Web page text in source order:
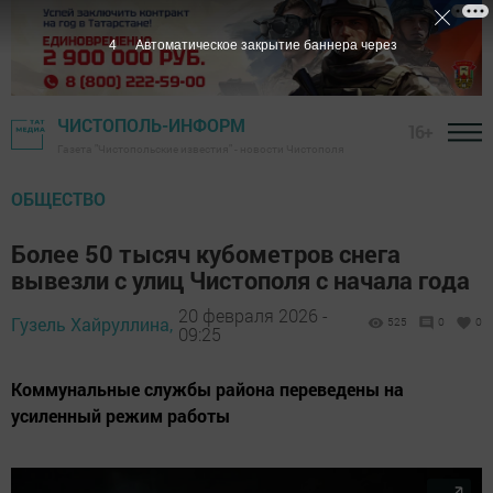
ЧИСТОПОЛЬ-ИНФОРМ
ОБЩЕСТВО
Более 50 тысяч кубометров снега
вывезли с улиц Чистополя с начала года
Гузель Хайруллина, 20 февраля 2026 -
09:25
525 0 0
Коммунальные службы района переведены на
усиленный режим работы
2 Автоматическое закрытие баннера через